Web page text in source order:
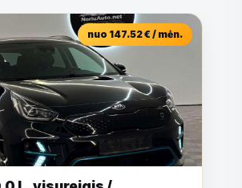
nuo 147.52 € / mėn.